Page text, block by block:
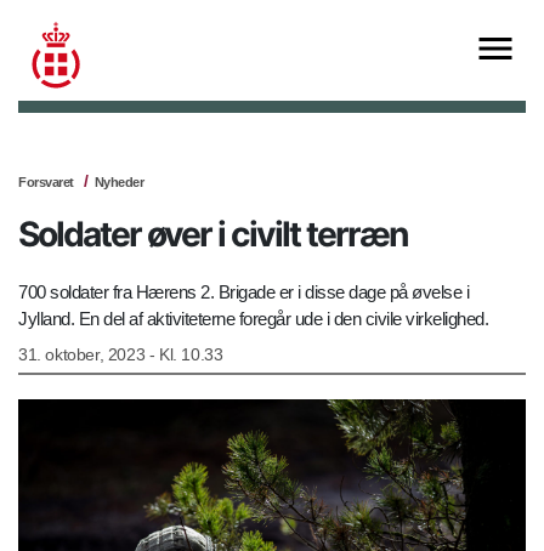
Forsvaret Nyheder
Soldater øver i civilt terræn
700 soldater fra Hærens 2. Brigade er i disse dage på øvelse i
Jylland. En del af aktiviteterne foregår ude i den civile virkelighed.
31. oktober, 2023 - Kl. 10.33